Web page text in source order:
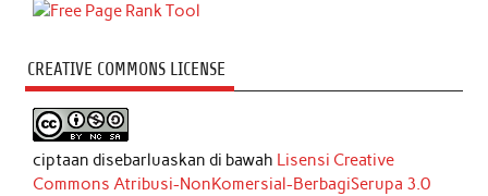
CREATIVE COMMONS LICENSE
ciptaan disebarluaskan di bawah Lisensi Creative
Commons Atribusi-NonKomersial-BerbagiSerupa 3.0